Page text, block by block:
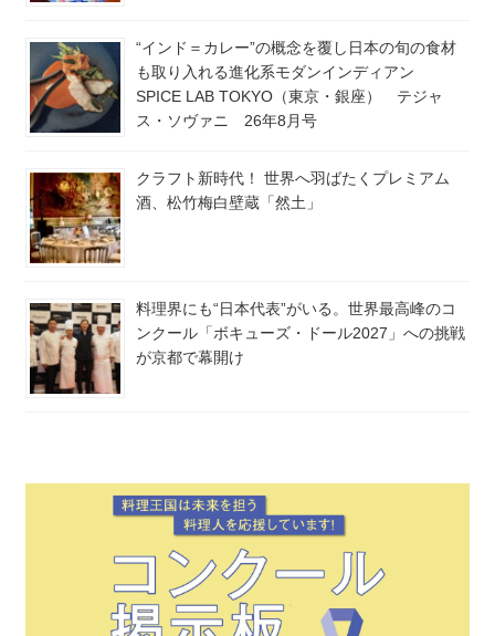
“インド＝カレー”の概念を覆し日本の旬の食材
も取り入れる進化系モダンインディアン
SPICE LAB TOKYO（東京・銀座） テジャ
ス・ソヴァニ 26年8月号
クラフト新時代！ 世界へ羽ばたくプレミアム
酒、松竹梅白壁蔵「然土」
料理界にも“日本代表”がいる。世界最高峰のコ
ンクール「ボキューズ・ドール2027」への挑戦
が京都で幕開け